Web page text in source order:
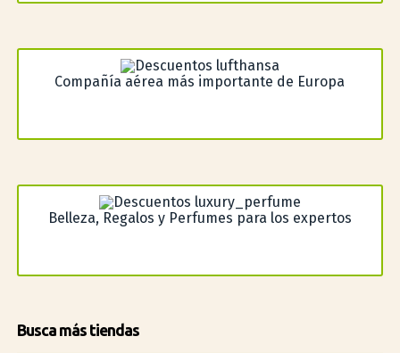
Compañía aérea más importante de Europa
Belleza, Regalos y Perfumes para los expertos
Busca más tiendas